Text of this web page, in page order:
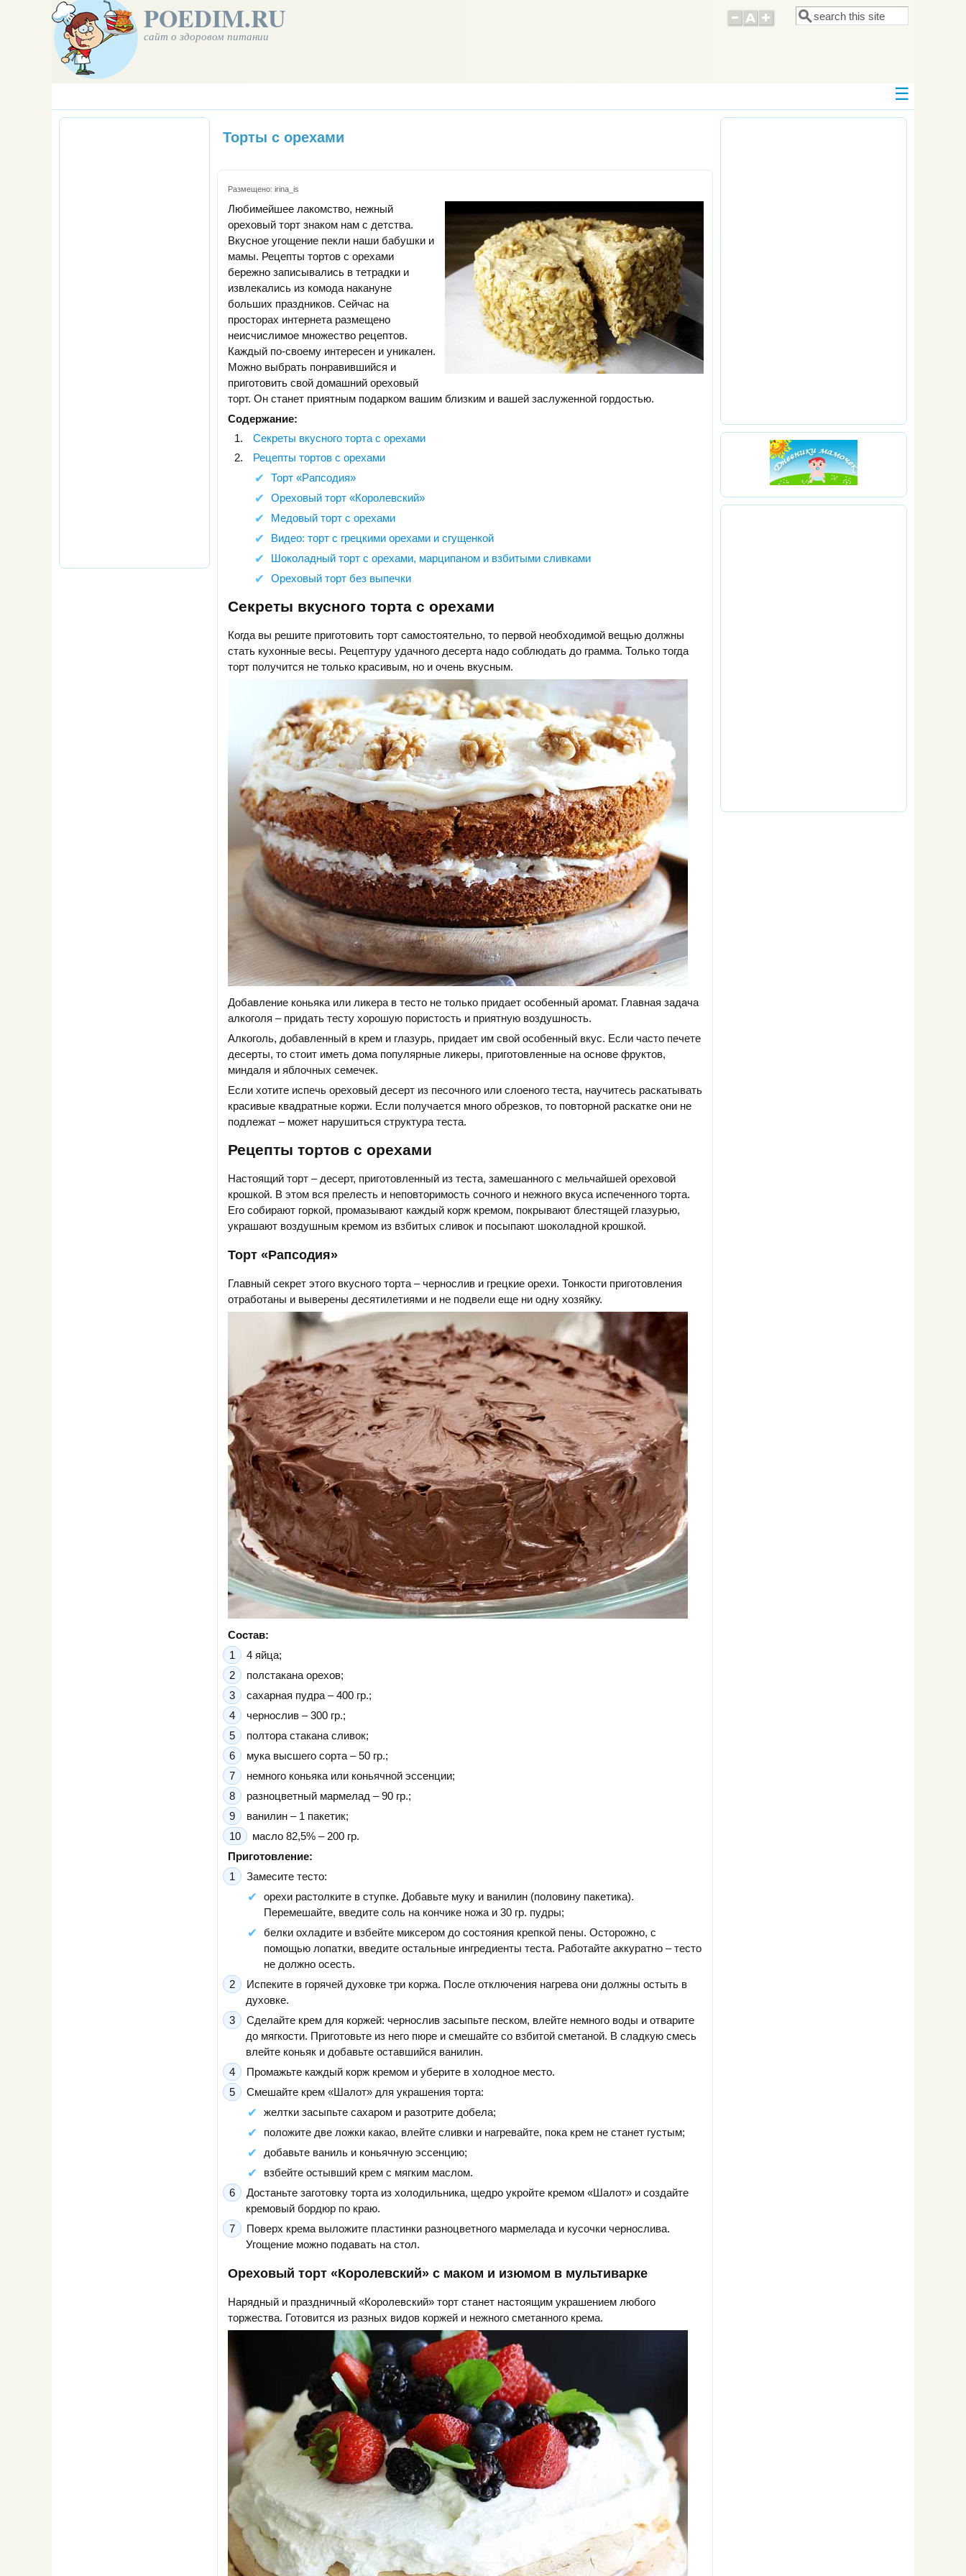
POEDIM.RU
сайт о здоровом питании
Форма поиска
Поиск
Торты с орехами
Размещено: irina_is
Любимейшее лакомство, нежный
ореховый торт знаком нам с детства.
Вкусное угощение пекли наши бабушки и
мамы. Рецепты тортов с орехами
бережно записывались в тетрадки и
извлекались из комода накануне
больших праздников. Сейчас на
просторах интернета размещено
неисчислимое множество рецептов.
Каждый по-своему интересен и уникален.
Можно выбрать понравившийся и
приготовить свой домашний ореховый
торт. Он станет приятным подарком вашим близким и вашей заслуженной гордостью.
Содержание:
Секреты вкусного торта с орехами
Рецепты тортов с орехами
Торт «Рапсодия»
Ореховый торт «Королевский»
Медовый торт с орехами
Видео: торт с грецкими орехами и сгущенкой
Шоколадный торт с орехами, марципаном и взбитыми сливками
Ореховый торт без выпечки
Секреты вкусного торта с орехами
Когда вы решите приготовить торт самостоятельно, то первой необходимой вещью должны
стать кухонные весы. Рецептуру удачного десерта надо соблюдать до грамма. Только тогда
торт получится не только красивым, но и очень вкусным.
Добавление коньяка или ликера в тесто не только придает особенный аромат. Главная задача
алкоголя – придать тесту хорошую пористость и приятную воздушность.
Алкоголь, добавленный в крем и глазурь, придает им свой особенный вкус. Если часто печете
десерты, то стоит иметь дома популярные ликеры, приготовленные на основе фруктов,
миндаля и яблочных семечек.
Если хотите испечь ореховый десерт из песочного или слоеного теста, научитесь раскатывать
красивые квадратные коржи. Если получается много обрезков, то повторной раскатке они не
подлежат – может нарушиться структура теста.
Рецепты тортов с орехами
Настоящий торт – десерт, приготовленный из теста, замешанного с мельчайшей ореховой
крошкой. В этом вся прелесть и неповторимость сочного и нежного вкуса испеченного торта.
Его собирают горкой, промазывают каждый корж кремом, покрывают блестящей глазурью,
украшают воздушным кремом из взбитых сливок и посыпают шоколадной крошкой.
Торт «Рапсодия»
Главный секрет этого вкусного торта – чернослив и грецкие орехи. Тонкости приготовления
отработаны и выверены десятилетиями и не подвели еще ни одну хозяйку.
Состав:
4 яйца;
полстакана орехов;
сахарная пудра – 400 гр.;
чернослив – 300 гр.;
полтора стакана сливок;
мука высшего сорта – 50 гр.;
немного коньяка или коньячной эссенции;
разноцветный мармелад – 90 гр.;
ванилин – 1 пакетик;
масло 82,5% – 200 гр.
Приготовление:
Замесите тесто:
орехи растолките в ступке. Добавьте муку и ванилин (половину пакетика).
Перемешайте, введите соль на кончике ножа и 30 гр. пудры;
белки охладите и взбейте миксером до состояния крепкой пены. Осторожно, с
помощью лопатки, введите остальные ингредиенты теста. Работайте аккуратно – тесто
не должно осесть.
Испеките в горячей духовке три коржа. После отключения нагрева они должны остыть в
духовке.
Сделайте крем для коржей: чернослив засыпьте песком, влейте немного воды и отварите
до мягкости. Приготовьте из него пюре и смешайте со взбитой сметаной. В сладкую смесь
влейте коньяк и добавьте оставшийся ванилин.
Промажьте каждый корж кремом и уберите в холодное место.
Смешайте крем «Шалот» для украшения торта:
желтки засыпьте сахаром и разотрите добела;
положите две ложки какао, влейте сливки и нагревайте, пока крем не станет густым;
добавьте ваниль и коньячную эссенцию;
взбейте остывший крем с мягким маслом.
Достаньте заготовку торта из холодильника, щедро укройте кремом «Шалот» и создайте
кремовый бордюр по краю.
Поверх крема выложите пластинки разноцветного мармелада и кусочки чернослива.
Угощение можно подавать на стол.
Ореховый торт «Королевский» с маком и изюмом в мультиварке
Нарядный и праздничный «Королевский» торт станет настоящим украшением любого
торжества. Готовится из разных видов коржей и нежного сметанного крема.